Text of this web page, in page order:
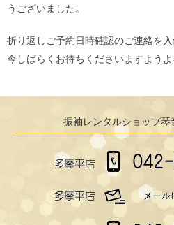
うございました。
折り返しご予約日時確認のご連絡を入
今しばらくお待ちくださいますよう
振袖レンタルショップ琴